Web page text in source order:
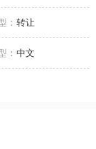
： 转让
： 中文